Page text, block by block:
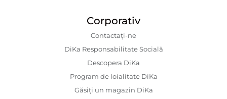
Corporativ
Contactaţi-ne
DiKa Responsabilitate Socială
Descopera DiKa
Program de loialitate DiKa
Găsiți un magazin DiKa